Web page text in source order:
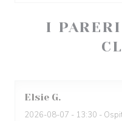
I
Elsie G
2026-08-07 - 13:30 -